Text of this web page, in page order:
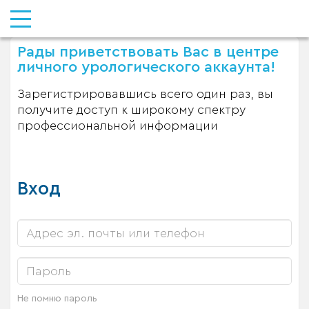
Рады приветствовать Вас в центре
личного урологического аккаунта!
Зарегистрировавшись всего один раз, вы
получите доступ к широкому спектру
профессиональной информации
Вход
Не помню пароль